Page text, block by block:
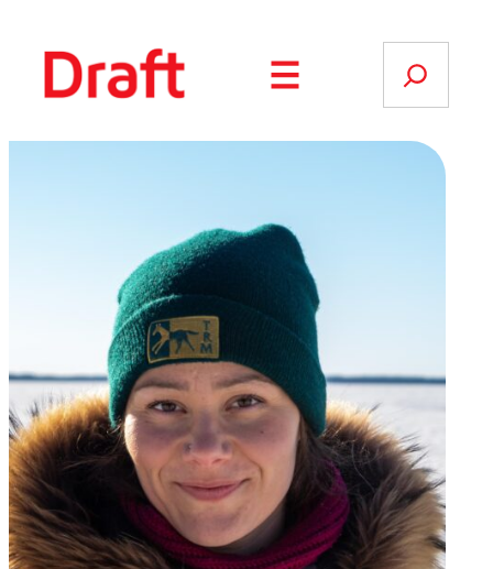
sisältöön